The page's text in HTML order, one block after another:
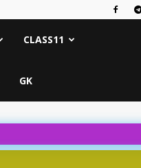
CLASS11
GK